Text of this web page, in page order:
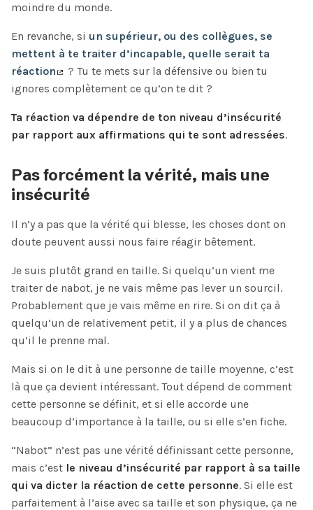
moindre du monde.
En revanche, si un supérieur, ou des collègues, se
mettent à te traiter d’incapable, quelle serait ta
réaction
? Tu te mets sur la défensive ou bien tu
ignores complètement ce qu’on te dit ?
Ta réaction va dépendre de ton niveau d’insécurité
par rapport aux affirmations qui te sont adressées.
Pas forcément la vérité, mais une
insécurité
Il n’y a pas que la vérité qui blesse, les choses dont on
doute peuvent aussi nous faire réagir bêtement.
Je suis plutôt grand en taille. Si quelqu’un vient me
traiter de nabot, je ne vais même pas lever un sourcil.
Probablement que je vais même en rire. Si on dit ça à
quelqu’un de relativement petit, il y a plus de chances
qu’il le prenne mal.
Mais si on le dit à une personne de taille moyenne, c’est
là que ça devient intéressant. Tout dépend de comment
cette personne se définit, et si elle accorde une
beaucoup d’importance à la taille, ou si elle s’en fiche.
“Nabot” n’est pas une vérité définissant cette personne,
mais c’est le niveau d’insécurité par rapport à sa taille
qui va dicter la réaction de cette personne. Si elle est
parfaitement à l’aise avec sa taille et son physique, ça ne